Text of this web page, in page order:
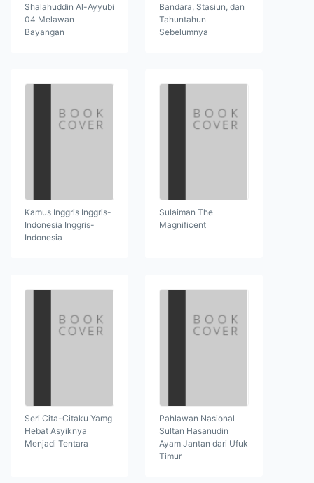
Shalahuddin Al-Ayyubi
04 Melawan
Bayangan
Bandara, Stasiun, dan
Tahuntahun
Sebelumnya
Kamus Inggris Inggris-
Indonesia Inggris-
Indonesia
Sulaiman The
Magnificent
Seri Cita-Citaku Yamg
Hebat Asyiknya
Menjadi Tentara
Pahlawan Nasional
Sultan Hasanudin
Ayam Jantan dari Ufuk
Timur